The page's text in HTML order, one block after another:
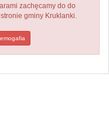
zachęcamy do do
gminy Kruklanki.